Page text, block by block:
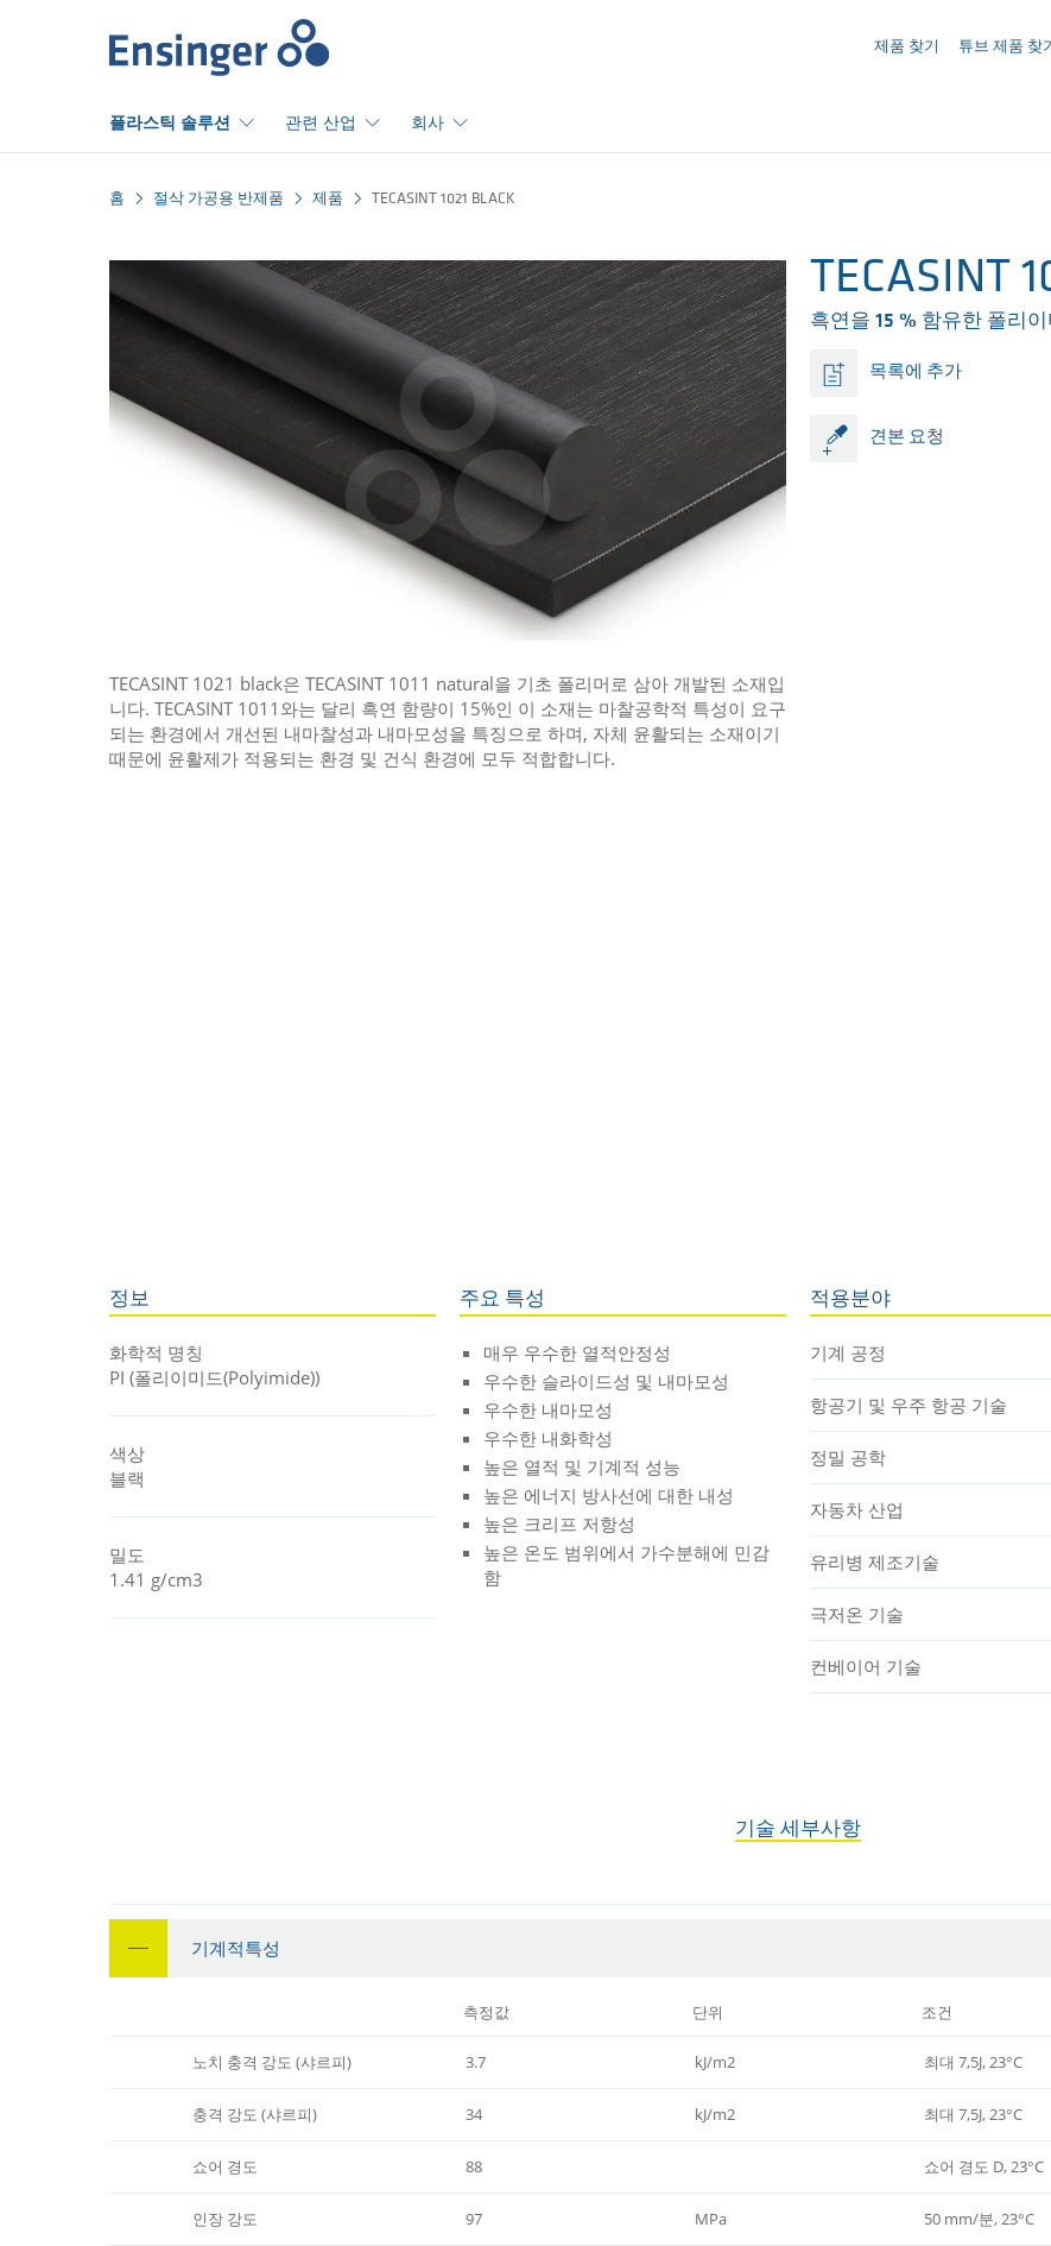
제품 찾기 튜브 제품 찾
플라스틱 솔루션 관련 산업 회사
홈 절삭 가공용 반제품 제품 TECASINT 1021 BLACK
TECASINT
흑연을 15 % 함유한 폴리
목록에 추가
견본 요청
TECASINT 1021 black은 TECASINT 1011 natural을 기초 폴리머로 삼아 개발된 소재입
니다. TECASINT 1011와는 달리 흑연 함량이 15%인 이 소재는 마찰공학적 특성이 요구
되는 환경에서 개선된 내마찰성과 내마모성을 특징으로 하며, 자체 윤활되는 소재이기
때문에 윤활제가 적용되는 환경 및 건식 환경에 모두 적합합니다.
정보
화학적 명칭
PI (폴리이미드(Polyimide))
색상
블랙
밀도
1.41 g/cm3
주요 특성
매우 우수한 열적안정성
우수한 슬라이드성 및 내마모성
우수한 내마모성
우수한 내화학성
높은 열적 및 기계적 성능
높은 에너지 방사선에 대한 내성
높은 크리프 저항성
높은 온도 범위에서 가수분해에 민감
함
적용분야
기계 공정
항공기 및 우주 항공 기술
정밀 공학
자동차 산업
유리병 제조기술
극저온 기술
컨베이어 기술
기술 세부사항
기계적특성
측정값 단위 조건
노치 충격 강도 (샤르피) 3.7 kJ/m2 최대 7,5J, 23°C
충격 강도 (샤르피) 34 kJ/m2 최대 7,5J, 23°C
쇼어 경도 88 쇼어 경도 D, 23°C
인장 강도 97 MPa 50 mm/분, 23°C